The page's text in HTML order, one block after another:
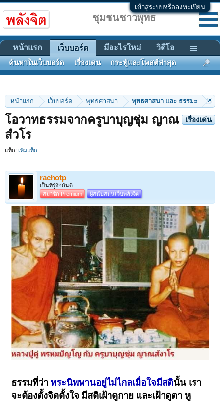
เข้าสู่ระบบหรือลงทะเบียน
หน้าแรก เว็บบอร์ด พุทธศาสนา พุทธศาสนา และ ธรรมะ
เรื่องเด่น
โอวาทธรรมจากครูบาบุญชุ่ม ญาณ
สํวโร
แท็ก: เพิ่มแท็ก
rachotp
เป็นที่รู้จักกันดี
สมาชิก Premium
ผู้สนับสนุนเว็บพลังจิต
ธรรมที่ว่า พระนิพพานอยู่ไม่ไกลเมื่อใจมีสตินั้น เรา
จะต้องตั้งจิตตั้งใจ มีสติเฝ้าดูกาย และเฝ้าดูตา หู
ชุมชนชาวพุทธ
หน้าแรก เว็บบอร์ด
ค้นหาในเว็บบอร์ด เรื่องเด่น กระทู้และโพสต์ล่าสุด
มีอะไรใหม่ วิดีโอ